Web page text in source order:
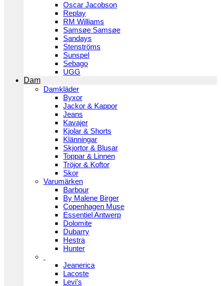
Oscar Jacobson
Replay
RM Williams
Samsøe Samsøe
Sandays
Stenströms
Sunspel
Sebago
UGG
Dam
Damkläder
Byxor
Jackor & Kappor
Jeans
Kavajer
Kjolar & Shorts
Klänningar
Skjortor & Blusar
Toppar & Linnen
Tröjor & Koftor
Skor
Varumärken
Barbour
By Malene Birger
Copenhagen Muse
Essentiel Antwerp
Dolomite
Dubarry
Hestra
Hunter
Jeanerica
Lacoste
Levi’s